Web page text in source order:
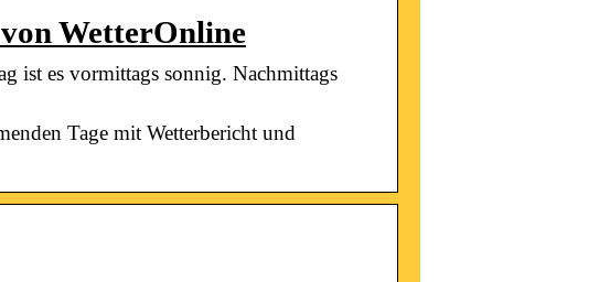
WetterOnline
ist es vormittags sonnig. Nachmittags
Tage mit Wetterbericht und